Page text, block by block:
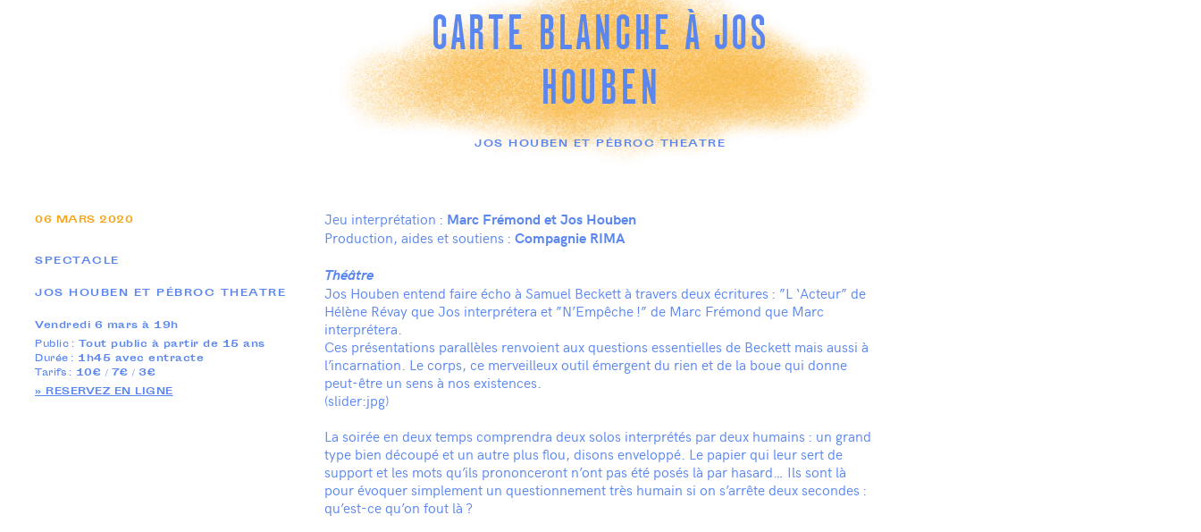
CARTE BLANCHE À JOS
HOUBEN
JOS HOUBEN ET PÉBROC THEATRE
06 MARS 2020
SPECTACLE
JOS HOUBEN ET PÉBROC THEATRE
Vendredi 6 mars à 19h
Public : Tout public à partir de 15 ans
Durée : 1h45 avec entracte
Tarifs : 10€ / 7€ / 3€
» RESERVEZ EN LIGNE
Jeu interprétation : Marc Frémond et Jos Houben
Production, aides et soutiens : Compagnie RIMA
Théâtre
Jos Houben entend faire écho à Samuel Beckett à travers deux écritures : ”L ‘Acteur” de
Hélène Révay que Jos interprétera et ”N’Empêche !” de Marc Frémond que Marc
interprétera.
Ces présentations parallèles renvoient aux questions essentielles de Beckett mais aussi à
l’incarnation. Le corps, ce merveilleux outil émergent du rien et de la boue qui donne
peut-être un sens à nos existences.
(slider:jpg)
La soirée en deux temps comprendra deux solos interprétés par deux humains : un grand
type bien découpé et un autre plus flou, disons enveloppé. Le papier qui leur sert de
support et les mots qu’ils prononceront n’ont pas été posés là par hasard… Ils sont là
pour évoquer simplement un questionnement très humain si on s’arrête deux secondes :
qu’est-ce qu’on fout là ?